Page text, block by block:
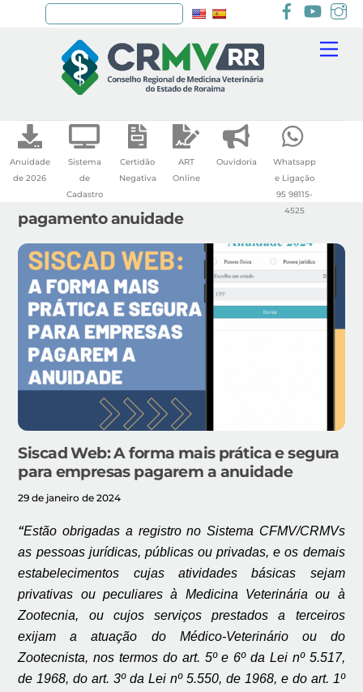
Anuidade
de 2026
Sistema
de
Cadastro
Certidão
Negativa
ART
Online
Ouvidoria
Whatsapp
e Ligação
95 98115-
4525
pagamento anuidade
Siscad Web: A forma mais prática e segura
para empresas pagarem a anuidade
29 de janeiro de 2024
“Estão obrigadas a registro no Sistema CFMV/CRMVs
as pessoas jurídicas, públicas ou privadas, e os demais
estabelecimentos cujas atividades básicas sejam
privativas ou peculiares à Medicina Veterinária ou à
Zootecnia, ou cujos serviços prestados a terceiros
exijam a atuação do Médico-Veterinário ou do
Zootecnista, nos termos do art. 5º e 6º da Lei nº 5.517,
de 1968, do art. 3º da Lei nº 5.550, de 1968, e do art. 1º